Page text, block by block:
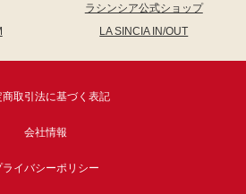
ラシンシア公式ショップ
LA SINCIA IN/OUT
商取引法に基づく表記
会社情報
ライバシーポリシー